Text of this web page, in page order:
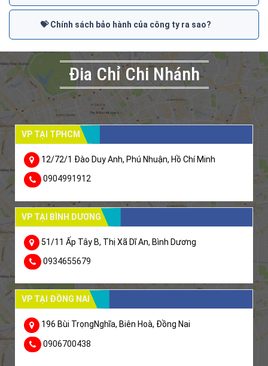
💝 Chính sách bảo hành của công ty ra sao?
Đia Chỉ Chi Nhánh
VP TẠI TPHCM
12/72/1 Đào Duy Anh, Phú Nhuận, Hồ Chí Minh
0904991912
VP TẠI BÌNH DƯƠNG
51/11 Ấp Tây B, Thị Xã Dĩ An, Bình Dương
0934655679
VP TẠI ĐỒNG NAI
196 Bùi TrọngNghĩa, Biên Hoà, Đồng Nai
0906700438